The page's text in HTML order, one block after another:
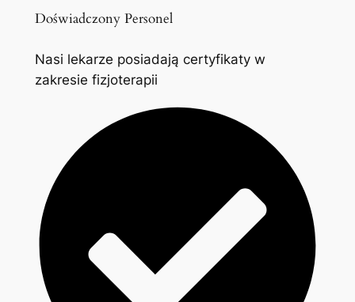
Doświadczony Personel
Nasi lekarze posiadają certyfikaty w
zakresie fizjoterapii